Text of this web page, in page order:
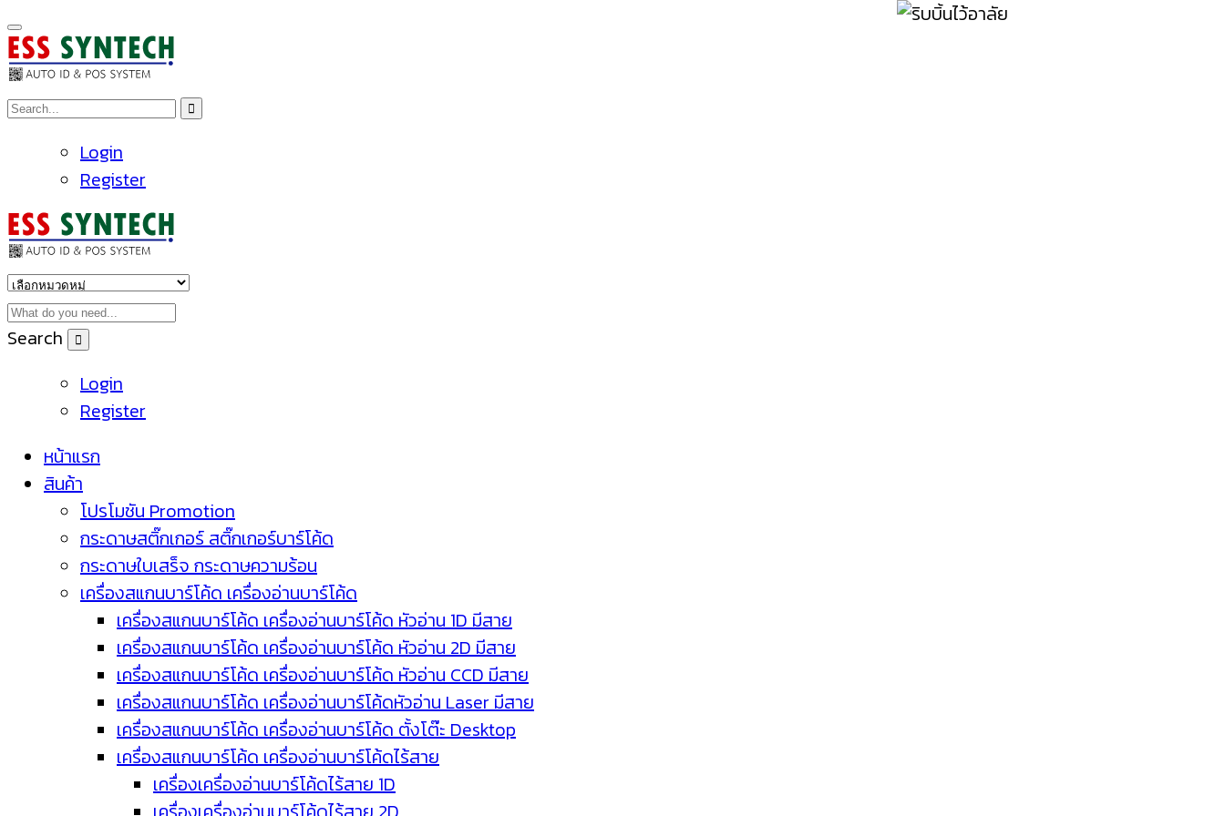
Login
Register
Search
Login
Register
หน้าแรก
สินค้า
โปรโมชัน Promotion
กระดาษสติ๊กเกอร์ สติ๊กเกอร์บาร์โค้ด
กระดาษใบเสร็จ กระดาษความร้อน
เครื่องสแกนบาร์โค้ด เครื่องอ่านบาร์โค้ด
เครื่องสแกนบาร์โค้ด เครื่องอ่านบาร์โค้ด หัวอ่าน 1D มีสาย
เครื่องสแกนบาร์โค้ด เครื่องอ่านบาร์โค้ด หัวอ่าน 2D มีสาย
เครื่องสแกนบาร์โค้ด เครื่องอ่านบาร์โค้ด หัวอ่าน CCD มีสาย
เครื่องสแกนบาร์โค้ด เครื่องอ่านบาร์โค้ดหัวอ่าน Laser มีสาย
เครื่องสแกนบาร์โค้ด เครื่องอ่านบาร์โค้ด ตั้งโต๊ะ Desktop
เครื่องสแกนบาร์โค้ด เครื่องอ่านบาร์โค้ดไร้สาย
เครื่องเครื่องอ่านบาร์โค้ดไร้สาย 1D